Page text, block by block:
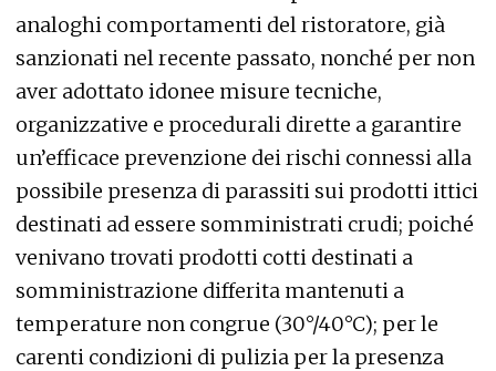
analoghi comportamenti del ristoratore, già
sanzionati nel recente passato, nonché per non
aver adottato idonee misure tecniche,
organizzative e procedurali dirette a garantire
un’efficace prevenzione dei rischi connessi alla
possibile presenza di parassiti sui prodotti ittici
destinati ad essere somministrati crudi; poiché
venivano trovati prodotti cotti destinati a
somministrazione differita mantenuti a
temperature non congrue (30°/40°C); per le
carenti condizioni di pulizia per la presenza